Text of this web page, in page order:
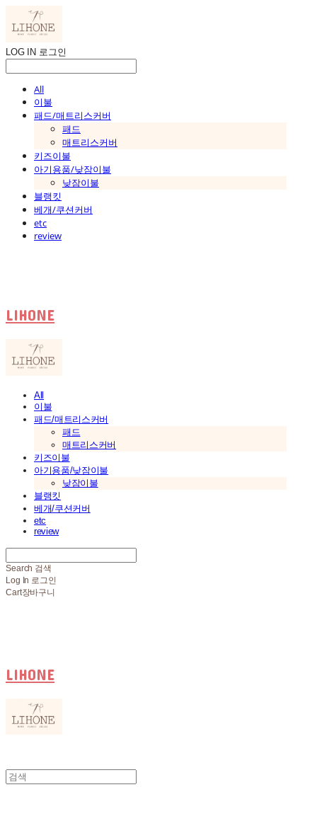
LOG IN 로그인
All
이불
패드/매트리스커버
패드
매트리스커버
키즈이불
아기용품/낮잠이불
낮잠이불
블랭킷
베개/쿠션커버
etc
review
LIHONE
All
이불
패드/매트리스커버
패드
매트리스커버
키즈이불
아기용품/낮잠이불
낮잠이불
블랭킷
베개/쿠션커버
etc
review
Search 검색
Log In 로그인
Cart장바구니
LIHONE